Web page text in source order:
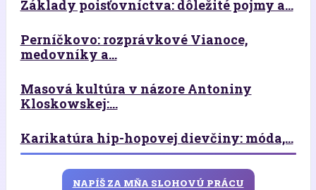
Základy poisťovníctva: dôležité pojmy a...
Perníčkovo: rozprávkové Vianoce,
medovníky a...
Masová kultúra v názore Antoniny
Kloskowskej:...
Karikatúra hip-hopovej dievčiny: móda,...
NAPÍŠ ZA MŇA SLOHOVÚ PRÁCU